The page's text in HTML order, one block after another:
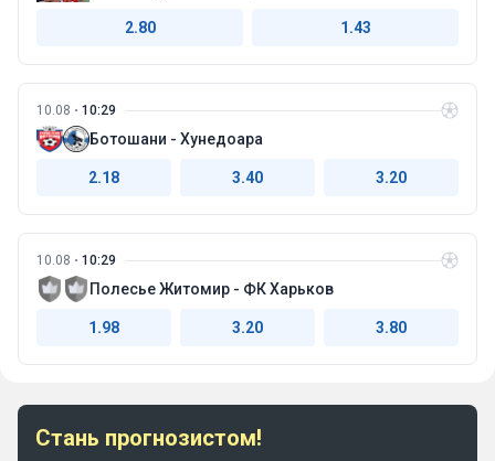
2.80 1.43
10.08 10:29
Ботошани - Хунедоара
2.18 3.40 3.20
10.08 10:29
Полесье Житомир - ФК Харьков
1.98 3.20 3.80
Стань прогнозистом!